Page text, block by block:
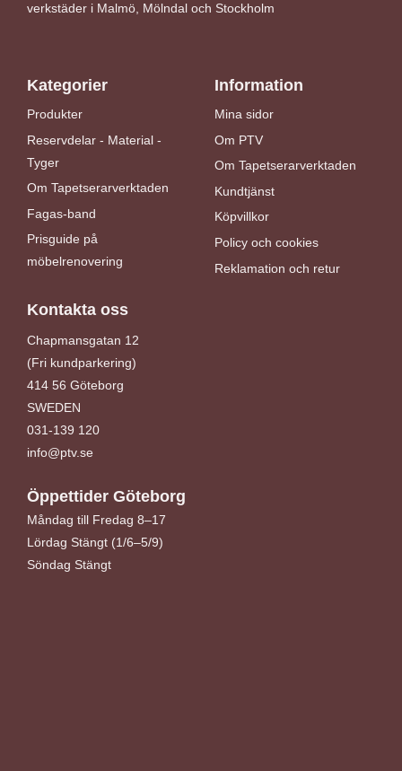
verkstäder i Malmö, Mölndal och Stockholm
Kategorier
Produkter
Reservdelar - Material -
Tyger
Om Tapetserarverktaden
Fagas-band
Prisguide på
möbelrenovering
Information
Mina sidor
Om PTV
Om Tapetserarverktaden
Kundtjänst
Köpvillkor
Policy och cookies
Reklamation och retur
Kontakta oss
Chapmansgatan 12
(Fri kundparkering)
414 56 Göteborg
SWEDEN
031-139 120
info@ptv.se
Öppettider Göteborg
Måndag till Fredag 8–17
Lördag Stängt (1/6–5/9)
Söndag Stängt